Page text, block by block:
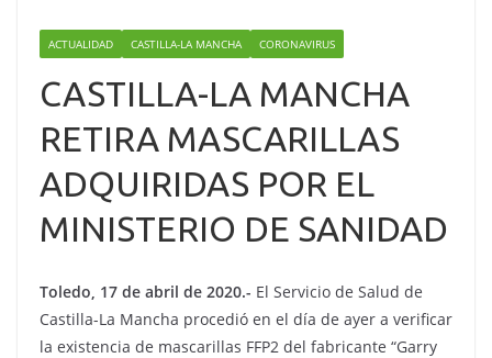
ACTUALIDAD CASTILLA-LA MANCHA CORONAVIRUS
CASTILLA-LA MANCHA
RETIRA MASCARILLAS
ADQUIRIDAS POR EL
MINISTERIO DE SANIDAD
Toledo, 17 de abril de 2020.- El Servicio de Salud de
Castilla-La Mancha procedió en el día de ayer a verificar
la existencia de mascarillas FFP2 del fabricante “Garry